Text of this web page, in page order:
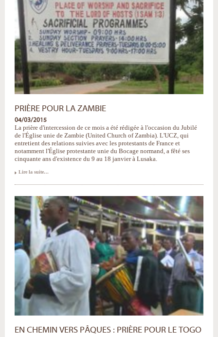
PRIÈRE POUR LA ZAMBIE
04/03/2015
La prière d'intercession de ce mois a été rédigée à l'occasion du Jubilé
de l'Église unie de Zambie (United Church of Zambia). L'UCZ, qui
entretient des relations suivies avec les protestants de France et
notamment l'Église protestante unie du Bocage normand, a fêté ses
cinquante ans d'existence du 9 au 18 janvier à Lusaka.
Prière
Lire la suite…
EN CHEMIN VERS PÂQUES : PRIÈRE POUR LE TOGO